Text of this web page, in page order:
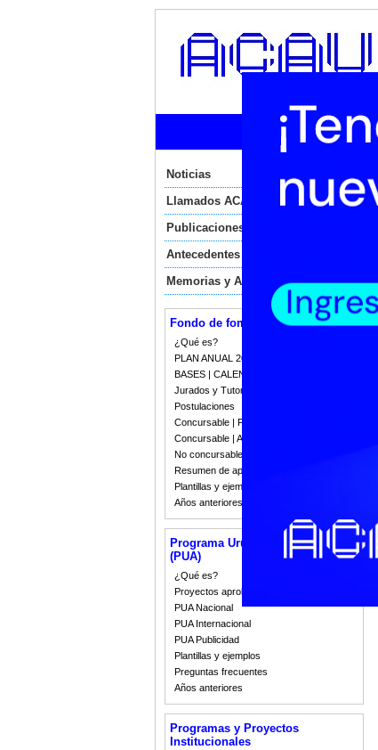
Noticias
Llamados ACAU
Publicaciones
Antecedentes
Memorias y Auditorias
Fondo de fomento
¿Qué es?
PLAN ANUAL 2023
BASES | CALENDARIO 2023
Jurados y Tutorias
Postulaciones
Concursable | Fallos 2023
Concursable | Actas y Resoluciones
No concursable | Actas y Resoluciones
Resumen de apoyos 2008-2022
Plantillas y ejemplos
Años anteriores
Programa Uruguay Audiovisual
(PUA)
¿Qué es?
Proyectos aprobados
PUA Nacional
PUA Internacional
PUA Publicidad
Plantillas y ejemplos
Preguntas frecuentes
Años anteriores
Programas y Proyectos
Institucionales